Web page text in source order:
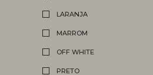
LARANJA
MARROM
OFF WHITE
PRETO